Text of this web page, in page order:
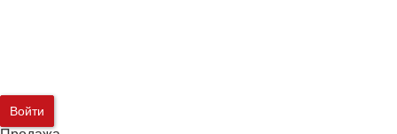
Войти